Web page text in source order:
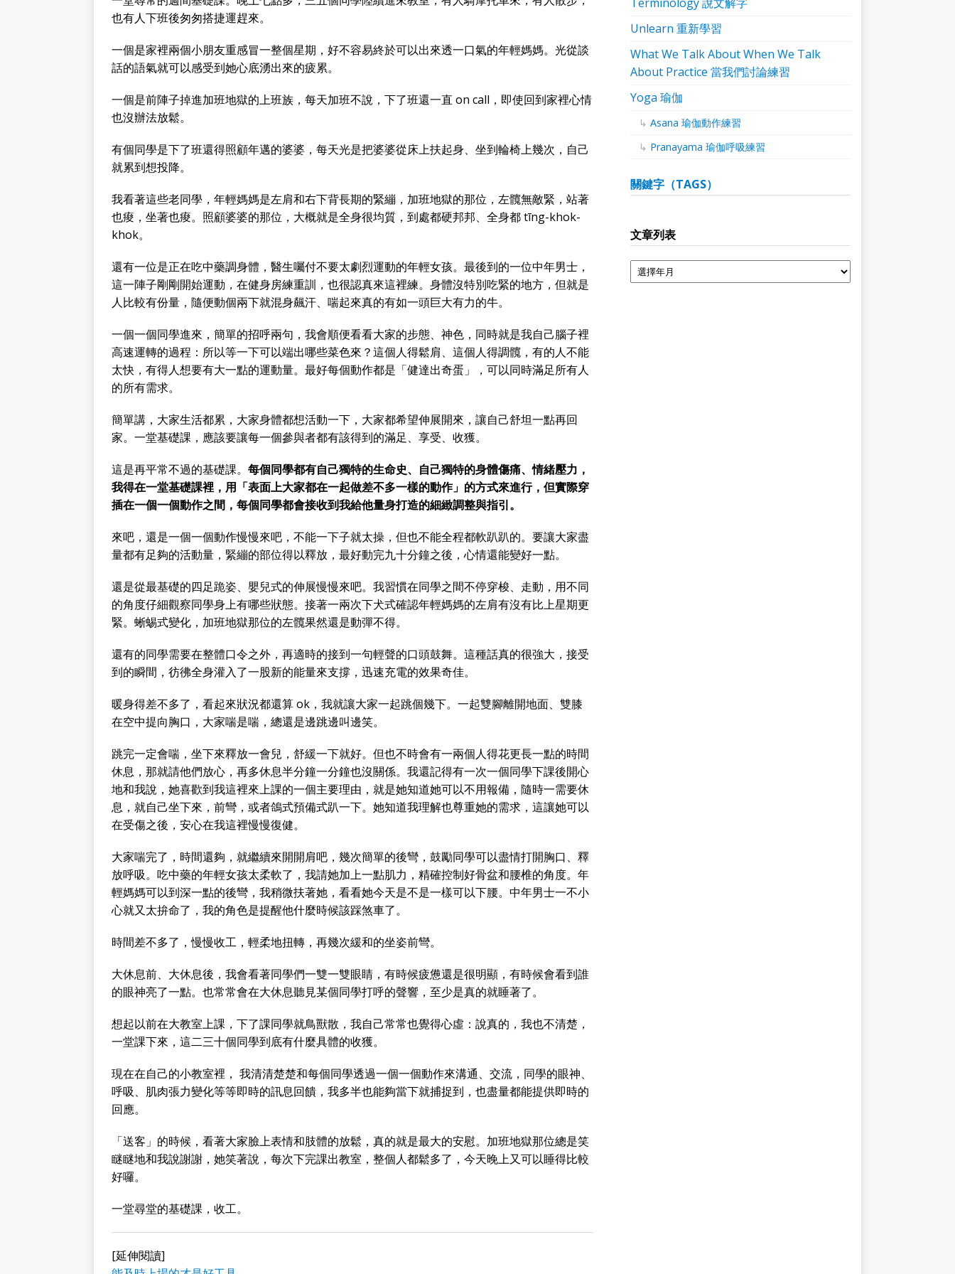
也有人下班後匆匆搭捷運趕來。
一個是家裡兩個小朋友重感冒一整個星期，好不容易終於可以出來透一口氣的年輕媽媽。光從談
話的語氣就可以感受到她心底湧出來的疲累。
一個是前陣子掉進加班地獄的上班族，每天加班不說，下了班還一直 on call，即使回到家裡心情
也沒辦法放鬆。
有個同學是下了班還得照顧年邁的婆婆，每天光是把婆婆從床上扶起身、坐到輪椅上幾次，自己
就累到想投降。
我看著這些老同學，年輕媽媽是左肩和右下背長期的緊繃，加班地獄的那位，左髖無敵緊，站著
也痠，坐著也痠。照顧婆婆的那位，大概就是全身很均質，到處都硬邦邦、全身都 tīng-khok-
khok。
還有一位是正在吃中藥調身體，醫生囑付不要太劇烈運動的年輕女孩。最後到的一位中年男士，
這一陣子剛剛開始運動，在健身房練重訓，也很認真來這裡練。身體沒特別吃緊的地方，但就是
人比較有份量，隨便動個兩下就混身飆汗、喘起來真的有如一頭巨大有力的牛。
一個一個同學進來，簡單的招呼兩句，我會順便看看大家的步態、神色，同時就是我自己腦子裡
高速運轉的過程：所以等一下可以端出哪些菜色來？這個人得鬆肩、這個人得調髖，有的人不能
太快，有得人想要有大一點的運動量。最好每個動作都是「健達出奇蛋」，可以同時滿足所有人
的所有需求。
簡單講，大家生活都累，大家身體都想活動一下，大家都希望伸展開來，讓自己舒坦一點再回
家。一堂基礎課，應該要讓每一個參與者都有該得到的滿足、享受、收獲。
這是再平常不過的基礎課。 每個同學都有自己獨特的生命史、自己獨特的身體傷痛、情緒壓力，
我得在一堂基礎課裡，用「表面上大家都在一起做差不多一樣的動作」的方式來進行，但實際穿
插在一個一個動作之間，每個同學都會接收到我給他量身打造的細緻調整與指引。
來吧，還是一個一個動作慢慢來吧，不能一下子就太操，但也不能全程都軟趴趴的。要讓大家盡
量都有足夠的活動量，緊繃的部位得以釋放，最好動完九十分鐘之後，心情還能變好一點。
還是從最基礎的四足跪姿、嬰兒式的伸展慢慢來吧。我習慣在同學之間不停穿梭、走動，用不同
的角度仔細觀察同學身上有哪些狀態。接著一兩次下犬式確認年輕媽媽的左肩有沒有比上星期更
緊。蜥蜴式變化，加班地獄那位的左髖果然還是動彈不得。
還有的同學需要在整體口令之外，再適時的接到一句輕聲的口頭鼓舞。這種話真的很強大，接受
到的瞬間，彷彿全身灌入了一股新的能量來支撐，迅速充電的效果奇佳。
暖身得差不多了，看起來狀況都還算 ok，我就讓大家一起跳個幾下。一起雙腳離開地面、雙膝
在空中提向胸口，大家喘是喘，總還是邊跳邊叫邊笑。
跳完一定會喘，坐下來釋放一會兒，舒緩一下就好。但也不時會有一兩個人得花更長一點的時間
休息，那就請他們放心，再多休息半分鐘一分鐘也沒關係。我還記得有一次一個同學下課後開心
地和我說，她喜歡到我這裡來上課的一個主要理由，就是她知道她可以不用報備，隨時一需要休
息，就自己坐下來，前彎，或者鴿式預備式趴一下。她知道我理解也尊重她的需求，這讓她可以
在受傷之後，安心在我這裡慢慢復健。
大家喘完了，時間還夠，就繼續來開開肩吧，幾次簡單的後彎，鼓勵同學可以盡情打開胸口、釋
放呼吸。吃中藥的年輕女孩太柔軟了，我請她加上一點肌力，精確控制好骨盆和腰椎的角度。年
輕媽媽可以到深一點的後彎，我稍微扶著她，看看她今天是不是一樣可以下腰。中年男士一不小
心就又太拚命了，我的角色是提醒他什麼時候該踩煞車了。
時間差不多了，慢慢收工，輕柔地扭轉，再幾次緩和的坐姿前彎。
大休息前、大休息後，我會看著同學們一雙一雙眼睛，有時候疲憊還是很明顯，有時候會看到誰
的眼神亮了一點。也常常會在大休息聽見某個同學打呼的聲響，至少是真的就睡著了。
想起以前在大教室上課，下了課同學就鳥獸散，我自己常常也覺得心虛：說真的，我也不清楚，
一堂課下來，這二三十個同學到底有什麼具體的收獲。
現在在自己的小教室裡， 我清清楚楚和每個同學透過一個一個動作來溝通、交流，同學的眼神、
呼吸、肌肉張力變化等等即時的訊息回饋，我多半也能夠當下就捕捉到，也盡量都能提供即時的
回應。
「送客」的時候，看著大家臉上表情和肢體的放鬆，真的就是最大的安慰。加班地獄那位總是笑
瞇瞇地和我說謝謝，她笑著說，每次下完課出教室，整個人都鬆多了，今天晚上又可以睡得比較
好囉。
一堂尋堂的基礎課，收工。
[延伸閱讀]
Unlearn 重新學習
What We Talk About When We Talk
About Practice 當我們討論練習
Yoga 瑜伽
Asana 瑜伽動作練習
Pranayama 瑜伽呼吸練習
關鍵字（TAGS）
文章列表